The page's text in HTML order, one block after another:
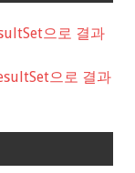
으로 결과
으로 결과